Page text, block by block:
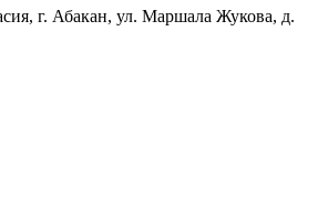
г. Абакан, ул. Маршала Жукова, д.